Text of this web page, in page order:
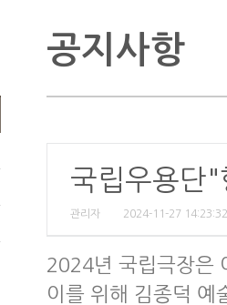
공지사항
국립우용단
관리자 2024-11-27 14:23:32
2024년 국립극장은
이를 위해 김종덕 예